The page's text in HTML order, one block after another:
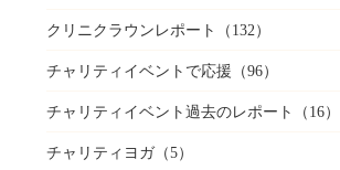
クリニクラウンレポート （132）
チャリティイベントで応援 （96）
チャリティイベント過去のレポート （16）
チャリティヨガ（5）